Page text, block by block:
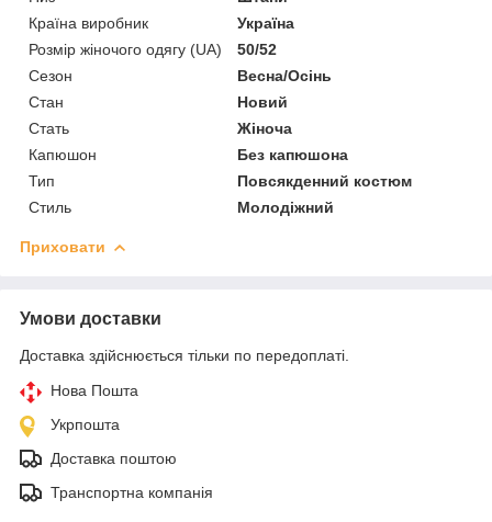
Країна виробник
Україна
Розмір жіночого одягу (UA)
50/52
Сезон
Весна/Осінь
Стан
Новий
Стать
Жіноча
Капюшон
Без капюшона
Тип
Повсякденний костюм
Стиль
Молодіжний
Приховати
Умови доставки
Доставка здійснюється тільки по передоплаті.
Нова Пошта
Укрпошта
Доставка поштою
Транспортна компанія